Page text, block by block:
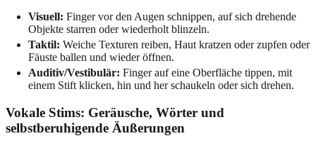
Visuell: Finger vor den Augen schnippen, auf sich drehende
Objekte starren oder wiederholt blinzeln.
Taktil: Weiche Texturen reiben, Haut kratzen oder zupfen oder
Fäuste ballen und wieder öffnen.
Auditiv/Vestibulär: Finger auf eine Oberfläche tippen, mit
einem Stift klicken, hin und her schaukeln oder sich drehen.
Vokale Stims: Geräusche, Wörter und
selbstberuhigende Äußerungen